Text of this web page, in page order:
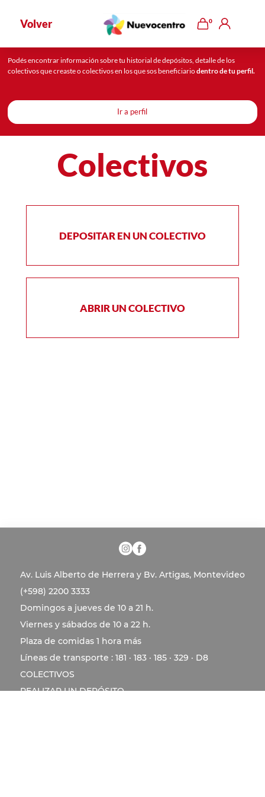
Volver 0
Podés encontrar información sobre tu historial de depósitos, detalle de los
colectivos que creaste o colectivos en los que sos beneficiariodentro de tu perfil.
Ir a perfil
Colectivos
DEPOSITAR EN UN COLECTIVO
ABRIR UN COLECTIVO
COLECTIVOS
REALIZAR UN DEPÓSITO
Av. Luis Alberto de Herrera y Bv. Artigas, Montevideo
(+598) 2200 3333
Domingos a jueves de 10 a 21 h.
Viernes y sábados de 10 a 22 h.
Plaza de comidas 1 hora más
Líneas de transporte : 181 · 183 · 185 · 329 · D8